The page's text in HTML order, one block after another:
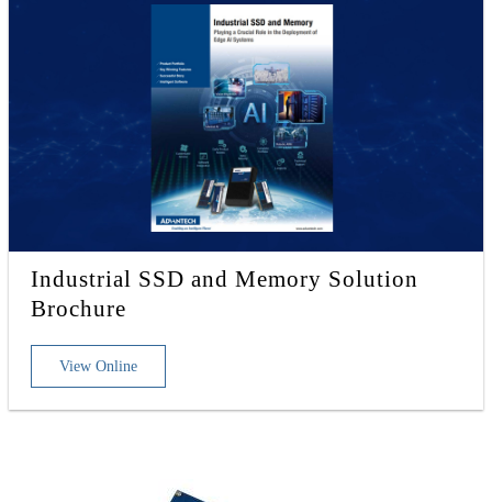
Industrial SSD and Memory Solution
Brochure
View Online